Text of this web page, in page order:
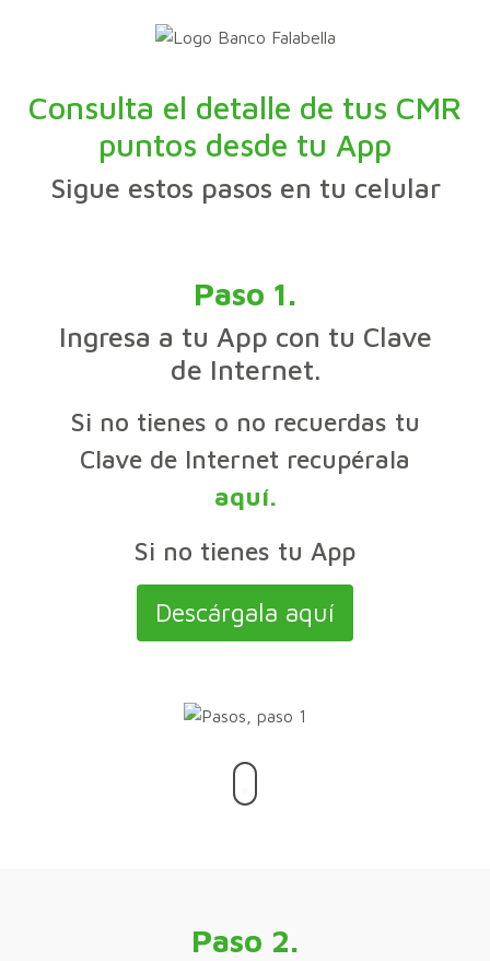
Consulta el detalle de tus CMR
puntos desde tu App
Sigue estos pasos en tu celular
Paso 1.
Ingresa a tu App con tu Clave
de Internet.
Si no tienes o no recuerdas tu
Clave de Internet recupérala
aquí.
Si no tienes tu App
Descárgala aquí
Paso 2.